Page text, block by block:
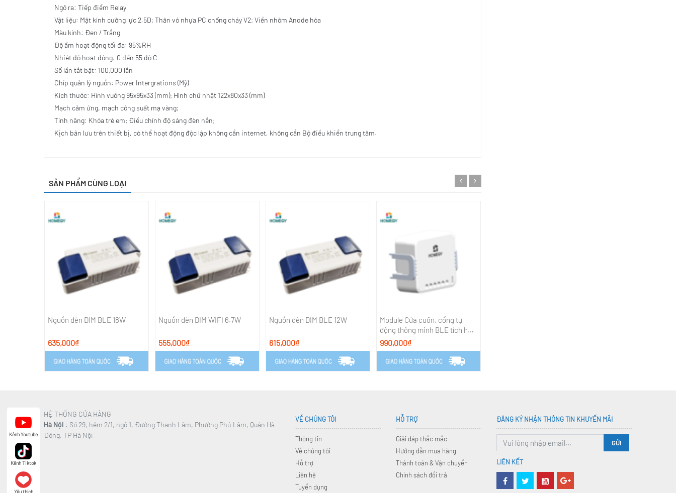
Ngõ ra: Tiếp điểm Relay
Vật liệu: Mặt kính cường lực 2.5D; Thân vỏ nhựa PC chống cháy V2; Viền nhôm Anode hóa
Màu kính: Đen / Trắng
Độ ẩm hoạt động tối đa: 95%RH
Nhiệt độ hoạt động: 0 đến 55 độ C
Số lần tắt bật: 100,000 lần
Chíp quản lý nguồn: Power Intergrations (Mỹ)
Kích thước: Hình vuông 95x95x33 (mm); Hình chữ nhật 122x80x33 (mm)
Mạch cảm ứng, mạch công suất mạ vàng;
Tính năng: Khóa trẻ em; Điều chỉnh độ sáng đèn nền;
Kịch bản lưu trên thiết bị, có thể hoạt động độc lập không cần internet, không cần Bộ điều khiển trung tâm.
SẢN PHẨM CÙNG LOẠI
Nguồn đèn DIM BLE 18W
635,000₫
Nguồn đèn DIM WIFI 6.7W
555,000₫
Nguồn đèn DIM BLE 12W
615,000₫
Module Cửa cuốn, cổng tự
động thông minh BLE tích hợp
từ cửa
990,000₫
HỆ THỐNG CỬA HÀNG
Hà Nội : Số 29, hẻm 2/1, ngõ 1, Đường Thanh Lãm, Phường Phú Lãm, Quận Hà
Đông, TP Hà Nội.
VỀ CHÚNG TÔI
Thông tin
Về chúng tôi
Hỗ trợ
Liên hệ
Tuyển dụng
HỖ TRỢ
Giải đáp thắc mắc
Hướng dẫn mua hàng
Thánh toán & Vận chuyển
Chính sách đổi trả
ĐĂNG KÝ NHẬN THÔNG TIN KHUYẾN MÃI
GỬI
LIÊN KẾT
Kênh Youtube
Kênh Tiktok
Yêu thích